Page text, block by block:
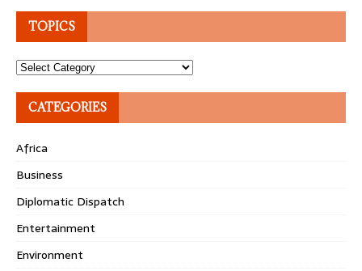
TOPICS
Topics
CATEGORIES
Africa
Business
Diplomatic Dispatch
Entertainment
Environment